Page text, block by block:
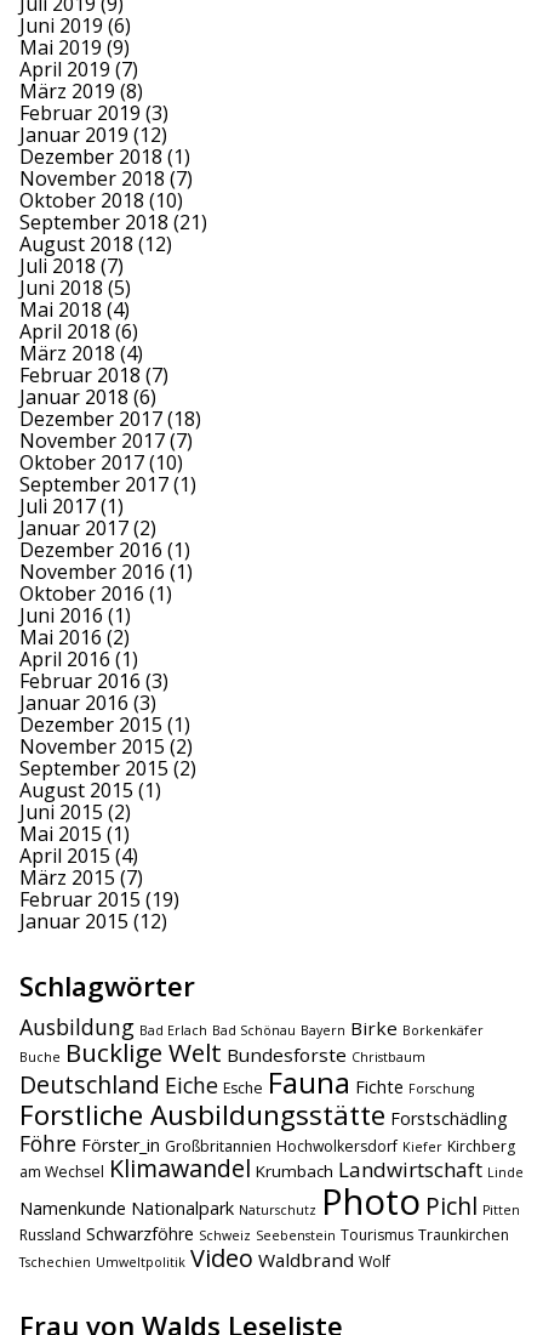
Juni 2019 (6)
Mai 2019 (9)
April 2019 (7)
März 2019 (8)
Februar 2019 (3)
Januar 2019 (12)
Dezember 2018 (1)
November 2018 (7)
Oktober 2018 (10)
September 2018 (21)
August 2018 (12)
Juli 2018 (7)
Juni 2018 (5)
Mai 2018 (4)
April 2018 (6)
März 2018 (4)
Februar 2018 (7)
Januar 2018 (6)
Dezember 2017(18)
November 2017(7)
Oktober 2017(10)
September 2017(1)
Juli 2017(1)
Januar 2017(2)
Dezember 2016 (1)
November 2016 (1)
Oktober 2016 (1)
Juni 2016 (1)
Mai 2016 (2)
April 2016 (1)
Februar 2016 (3)
Januar 2016 (3)
Dezember 2015 (1)
November 2015 (2)
September 2015 (2)
August 2015 (1)
Juni 2015 (2)
Mai 2015 (1)
April 2015 (4)
März 2015 (7)
Februar 2015 (19)
Januar 2015 (12)
Schlagwörter
Ausbildung Bad Erlach Bad Schönau Bayern Birke Borkenkäfer
Buche Bucklige Welt Bundesforste Christbaum
Deutschland Eiche Esche Fauna Fichte Forschung
Forstliche Ausbildungsstätte Forstschädling
Föhre Förster_in Großbritannien Hochwolkersdorf Kiefer Kirchberg
am Wechsel Klimawandel Krumbach Landwirtschaft Linde
Namenkunde Nationalpark Naturschutz Photo Pichl Pitten
Russland Schwarzföhre Schweiz Seebenstein Tourismus Traunkirchen
Tschechien Umweltpolitik Video Waldbrand Wolf
Frau von Walds Leseliste